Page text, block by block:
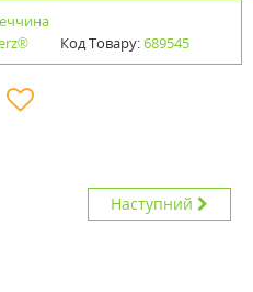
Код Товару:689545
Наступний